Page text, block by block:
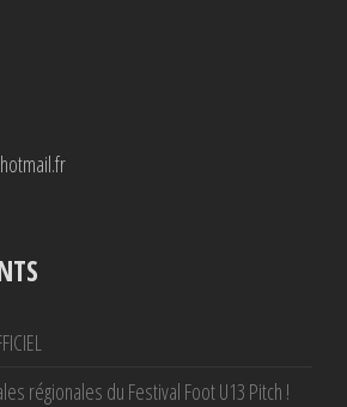
régionales du Festival Foot U13 Pitch !